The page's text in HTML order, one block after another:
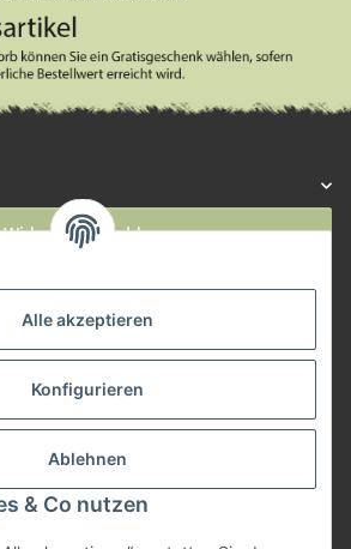
Alle akzeptieren
Konfigurieren
Ablehnen
& Co nutzen
Widerruf anmelden